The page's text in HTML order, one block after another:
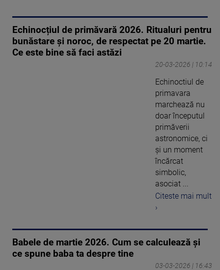
Echinocțiul de primăvară 2026. Ritualuri pentru
bunăstare și noroc, de respectat pe 20 martie.
Ce este bine să faci astăzi
20-03-2026 | 10:14
Echinoctiul de
primavara
marchează nu
doar începutul
primăverii
astronomice, ci
și un moment
încărcat
simbolic,
asociat ...
Citeste mai mult
›
Babele de martie 2026. Cum se calculează și
ce spune baba ta despre tine
03-03-2026 | 16:43